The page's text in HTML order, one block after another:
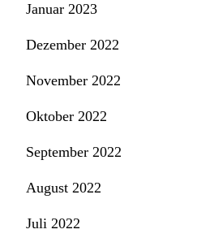
Januar 2023
Dezember 2022
November 2022
Oktober 2022
September 2022
August 2022
Juli 2022